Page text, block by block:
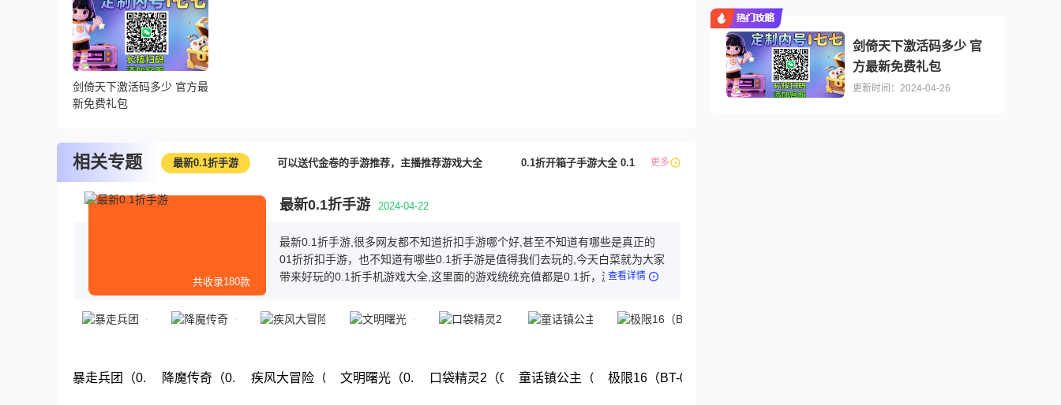
剑倚天下激活码多少 官方最
新免费礼包
相关专题 更多
最新0.1折手游 可以送代金卷的手游推荐，主播推荐游戏大全 0.1折开箱子手游大全 0.1折修仙游戏排行榜推荐
共收录180款
最新0.1折手游 2024-04-22
最新0.1折手游,很多网友都不知道折扣手游哪个好,甚至不知道有哪些是真正的
01折折扣手游，也不知道有哪些0.1折手游是值得我们去玩的,今天白菜就为大家
带来好玩的0.1折手机游戏大全,这里面的游戏统统充值都是0.1折，游戏上线就
玩，赶快来下载体验吧!
查看详情
暴走兵团（0.1折好礼）降魔传奇（0.1折狂飙打金）疾风大冒险（0.1折终极送百亿元宝）
文明曙光（0.1折GM修改版）口袋精灵2（0.1折送超梦）
童话镇公主（0.1折）极限16（BT-0.1折无限元宝）
剑倚天下激活码多少 官
方最新免费礼包
更新时间：2024-04-26